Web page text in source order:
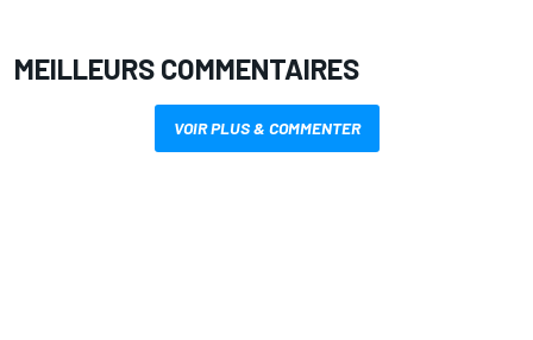
MEILLEURS COMMENTAIRES
VOIR PLUS & COMMENTER